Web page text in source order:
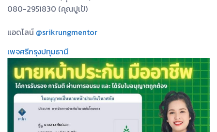
080-2951830 (คุณปูเป้)
แอดไลน์ @srikrungmentor
เพจศรีกรุงปทุมธานี